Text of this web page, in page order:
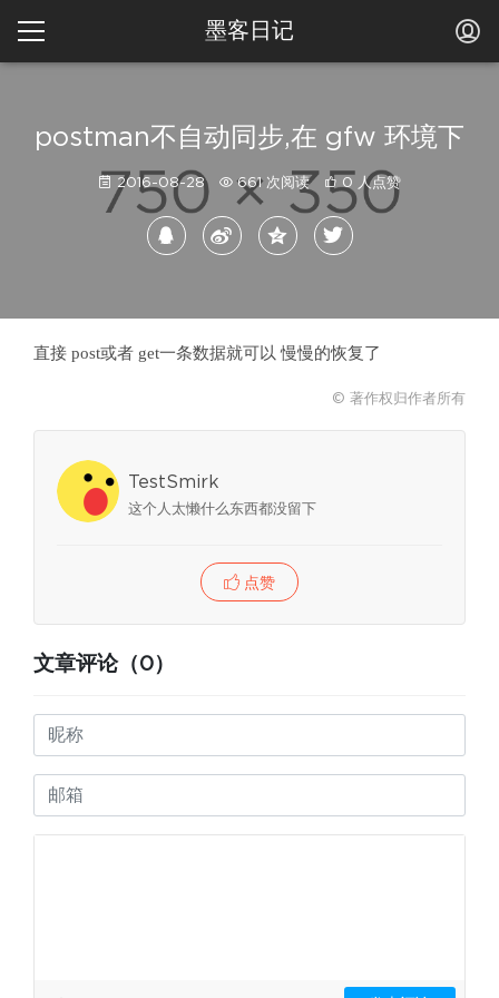
墨客日记
postman不自动同步,在 gfw 环境下
2016-08-28 661 次阅读 0 人点赞
直接 post或者 get一条数据就可以 慢慢的恢复了
© 著作权归作者所有
TestSmirk
这个人太懒什么东西都没留下
点赞
文章评论（0）